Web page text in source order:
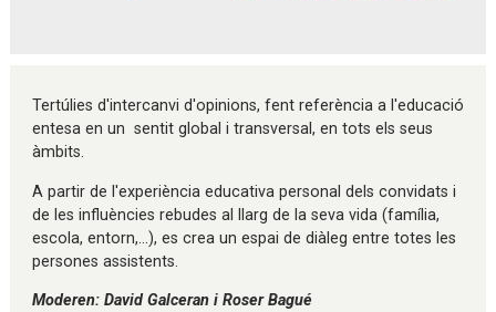
Tertúlies d'intercanvi d'opinions, fent referència a l'educació
entesa en un sentit global i transversal, en tots els seus
àmbits.
A partir de l'experiència educativa personal dels convidats i
de les influències rebudes al llarg de la seva vida (família,
escola, entorn,...), es crea un espai de diàleg entre totes les
persones assistents.
Moderen: David Galceran i Roser Bagué